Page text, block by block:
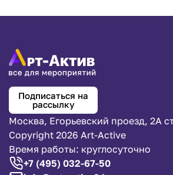
Подписаться на
рассылку
Москва, Егорьевский проезд, 2А
Copyright 2026 Art-Active
Время работы: круглосуточно
+7 (495) 032-67-50